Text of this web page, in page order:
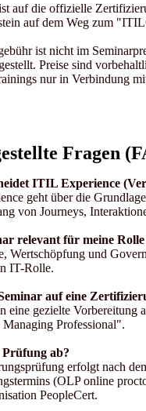
auf die offizielle
auf dem Weg zum
ist nicht im
Preise sind
nur in Verbindung
Fragen
ITIL Experience
geht über die
von Journeys,
relevant für meine
Wertschöpfung und
IT-Rolle.
auf eine
eine gezielte
Professional".
ab?
erfolgt nach
(OLP online
PeopleCert.